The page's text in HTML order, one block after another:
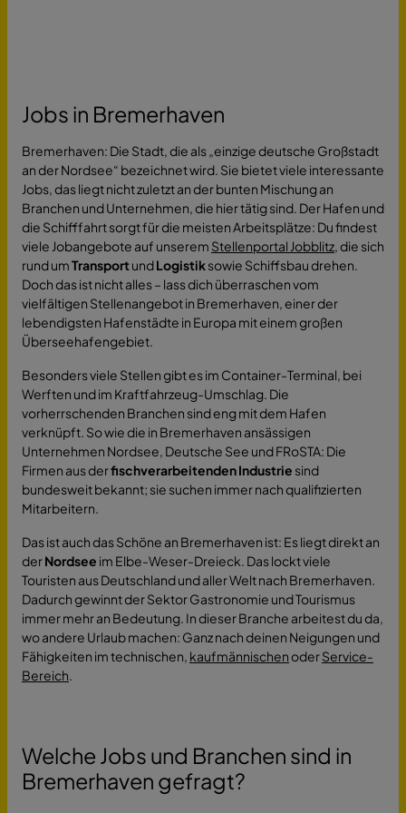
Jobs in Bremerhaven
Bremerhaven: Die Stadt, die als „einzige deutsche Großstadt
an der Nordsee“ bezeichnet wird. Sie bietet viele interessante
Jobs, das liegt nicht zuletzt an der bunten Mischung an
Branchen und Unternehmen, die hier tätig sind. Der Hafen und
die Schifffahrt sorgt für die meisten Arbeitsplätze: Du findest
viele Jobangebote auf unserem Stellenportal Jobblitz, die sich
rund umTransportundLogistiksowie Schiffsbau drehen.
Doch das ist nicht alles – lass dich überraschen vom
vielfältigen Stellenangebot in Bremerhaven, einer der
lebendigsten Hafenstädte in Europa mit einem großen
Überseehafengebiet.
Besonders viele Stellen gibt es im Container-Terminal, bei
Werften und im Kraftfahrzeug-Umschlag. Die
vorherrschenden Branchen sind eng mit dem Hafen
verknüpft. So wie die in Bremerhaven ansässigen
Unternehmen Nordsee, Deutsche See und FRoSTA: Die
Firmen aus derfischverarbeitenden Industrie sind
bundesweit bekannt; sie suchen immer nach qualifizierten
Mitarbeitern.
Das ist auch das Schöne an Bremerhaven ist: Es liegt direkt an
derNordsee im Elbe-Weser-Dreieck. Das lockt viele
Touristen aus Deutschland und aller Welt nach Bremerhaven.
Dadurch gewinnt der Sektor Gastronomie und Tourismus
immer mehr an Bedeutung. In dieser Branche arbeitest du da,
wo andere Urlaub machen: Ganz nach deinen Neigungen und
Fähigkeiten im technischen, kaufmännischenoderService-
Bereich.
Welche Jobs und Branchen sind in
Bremerhaven gefragt?